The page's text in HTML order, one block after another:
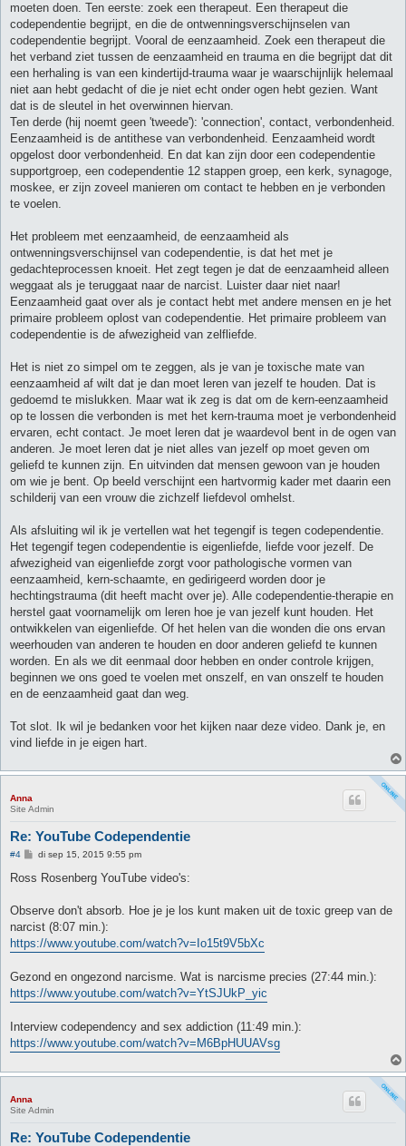
moeten doen. Ten eerste: zoek een therapeut. Een therapeut die
codependentie begrijpt, en die de ontwenningsverschijnselen van
codependentie begrijpt. Vooral de eenzaamheid. Zoek een therapeut die
het verband ziet tussen de eenzaamheid en trauma en die begrijpt dat dit
een herhaling is van een kindertijd-trauma waar je waarschijnlijk helemaal
niet aan hebt gedacht of die je niet echt onder ogen hebt gezien. Want
dat is de sleutel in het overwinnen hiervan.
Ten derde (hij noemt geen 'tweede'): 'connection', contact, verbondenheid.
Eenzaamheid is de antithese van verbondenheid. Eenzaamheid wordt
opgelost door verbondenheid. En dat kan zijn door een codependentie
supportgroep, een codependentie 12 stappen groep, een kerk, synagoge,
moskee, er zijn zoveel manieren om contact te hebben en je verbonden
te voelen.
Het probleem met eenzaamheid, de eenzaamheid als
ontwenningsverschijnsel van codependentie, is dat het met je
gedachteprocessen knoeit. Het zegt tegen je dat de eenzaamheid alleen
weggaat als je teruggaat naar de narcist. Luister daar niet naar!
Eenzaamheid gaat over als je contact hebt met andere mensen en je het
primaire probleem oplost van codependentie. Het primaire probleem van
codependentie is de afwezigheid van zelfliefde.
Het is niet zo simpel om te zeggen, als je van je toxische mate van
eenzaamheid af wilt dat je dan moet leren van jezelf te houden. Dat is
gedoemd te mislukken. Maar wat ik zeg is dat om de kern-eenzaamheid
op te lossen die verbonden is met het kern-trauma moet je verbondenheid
ervaren, echt contact. Je moet leren dat je waardevol bent in de ogen van
anderen. Je moet leren dat je niet alles van jezelf op moet geven om
geliefd te kunnen zijn. En uitvinden dat mensen gewoon van je houden
om wie je bent. Op beeld verschijnt een hartvormig kader met daarin een
schilderij van een vrouw die zichzelf liefdevol omhelst.
Als afsluiting wil ik je vertellen wat het tegengif is tegen codependentie.
Het tegengif tegen codependentie is eigenliefde, liefde voor jezelf. De
afwezigheid van eigenliefde zorgt voor pathologische vormen van
eenzaamheid, kern-schaamte, en gedirigeerd worden door je
hechtingstrauma (dit heeft macht over je). Alle codependentie-therapie en
herstel gaat voornamelijk om leren hoe je van jezelf kunt houden. Het
ontwikkelen van eigenliefde. Of het helen van die wonden die ons ervan
weerhouden van anderen te houden en door anderen geliefd te kunnen
worden. En als we dit eenmaal door hebben en onder controle krijgen,
beginnen we ons goed te voelen met onszelf, en van onszelf te houden
en de eenzaamheid gaat dan weg.
Tot slot. Ik wil je bedanken voor het kijken naar deze video. Dank je, en
vind liefde in je eigen hart.
Anna
Site Admin
Re: YouTube Codependentie
#4
B
r
h
di sep 15, 2015 9:55 pm
Ross Rosenberg YouTube video's:
Observe don't absorb. Hoe je je los kunt maken uit de toxic greep van de
narcist (8:07 min.):
https://www.youtube.com/watch?v=Io15t9V5bXc
Gezond en ongezond narcisme. Wat is narcisme precies (27:44 min.):
https://www.youtube.com/watch?v=YtSJUkP_yic
Interview codependency and sex addiction (11:49 min.):
https://www.youtube.com/watch?v=M6BpHUUAVsg
Anna
Site Admin
Re: YouTube Codependentie